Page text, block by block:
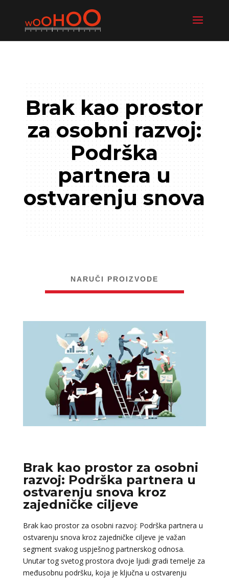
Brak kao prostor
za osobni razvoj:
Podrška
partnera u
ostvarenju snova
NARUČI PROIZVODE
Brak kao prostor za osobni
razvoj: Podrška partnera u
ostvarenju snova kroz
zajedničke ciljeve
Brak kao prostor za osobni razvoj: Podrška partnera u
ostvarenju snova kroz zajedničke ciljeve je važan
segment svakog uspješnog partnerskog odnosa.
Unutar tog svetog prostora dvoje ljudi gradi temelje za
međusobnu podršku, koja je ključna u ostvarenju